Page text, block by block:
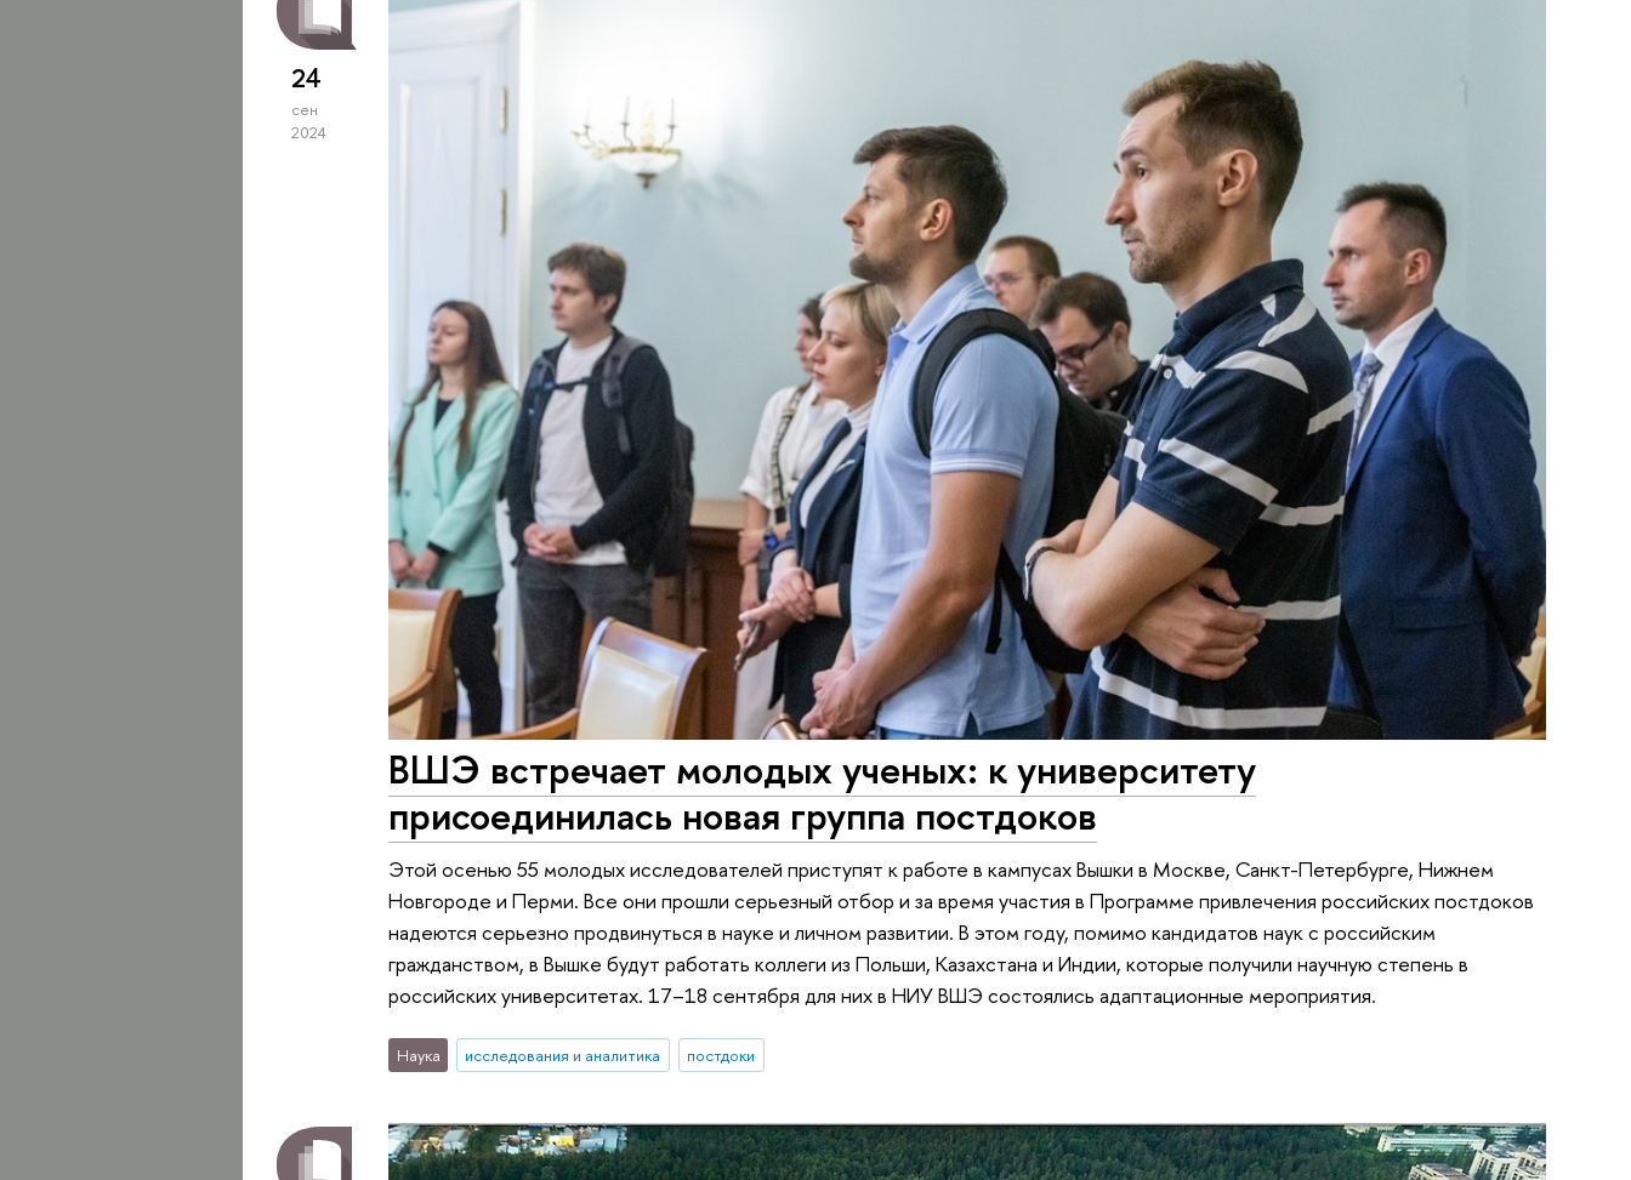
24
сен
2024
ВШЭ встречает молодых ученых: к университету
присоединилась новая группа постдоков
Этой осенью 55 молодых исследователей приступят к работе в кампусах Вышки в Москве, Санкт-Петербурге, Нижнем
Новгороде и Перми. Все они прошли серьезный отбор и за время участия в Программе привлечения российских постдоков
надеются серьезно продвинуться в науке и личном развитии. В этом году, помимо кандидатов наук с российским
гражданством, в Вышке будут работать коллеги из Польши, Казахстана и Индии, которые получили научную степень в
российских университетах. 17–18 сентября для них в НИУ ВШЭ состоялись адаптационные мероприятия.
Наука исследования и аналитика постдоки